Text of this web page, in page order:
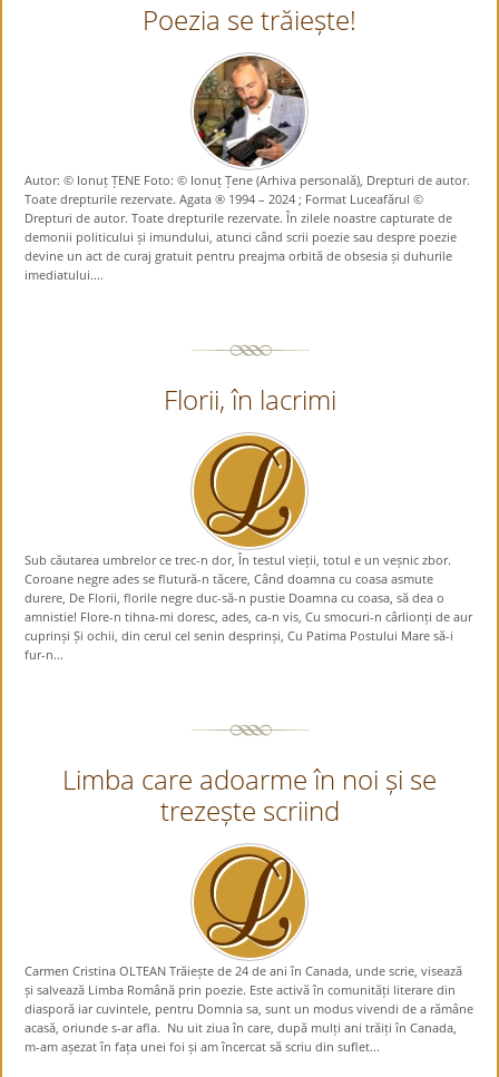
Poezia se trăiește!
Autor: © Ionuț ȚENE Foto: © Ionuț Țene (Arhiva personală), Drepturi de autor.
Toate drepturile rezervate. Agata ® 1994 – 2024 ; Format Luceafărul ©
Drepturi de autor. Toate drepturile rezervate. În zilele noastre capturate de
demonii politicului și imundului, atunci când scrii poezie sau despre poezie
devine un act de curaj gratuit pentru preajma orbită de obsesia și duhurile
imediatului....
Florii, în lacrimi
Sub căutarea umbrelor ce trec-n dor, În testul vieții, totul e un veșnic zbor.
Coroane negre ades se flutură-n tăcere, Când doamna cu coasa asmute
durere, De Florii, florile negre duc-să-n pustie Doamna cu coasa, să dea o
amnistie! Flore-n tihna-mi doresc, ades, ca-n vis, Cu smocuri-n cârlionți de aur
cuprinși Și ochii, din cerul cel senin desprinși, Cu Patima Postului Mare să-i
fur-n...
Limba care adoarme în noi și se
trezește scriind
Carmen Cristina OLTEAN Trăiește de 24 de ani în Canada, unde scrie, visează
și salvează Limba Română prin poezie. Este activă în comunități literare din
diasporă iar cuvintele, pentru Domnia sa, sunt un modus vivendi de a rămâne
acasă, oriunde s-ar afla. Nu uit ziua în care, după mulți ani trăiți în Canada,
m-am așezat în fața unei foi și am încercat să scriu din suflet...